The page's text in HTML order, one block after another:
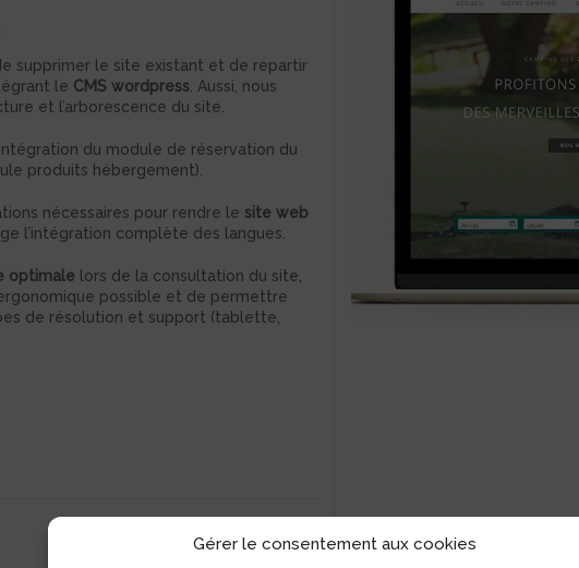
Gérer le consentement aux cookies
supprimer le site existant et de repartir
le CMS wordpress . Aussi, nous
et l’arborescence du site.
du module de réservation du
produits hébergement).
nécessaires pour rendre le site web
l’intégration complète des langues.
optimale lors de la consultation du site,
possible et de permettre
de résolution et support (tablette,